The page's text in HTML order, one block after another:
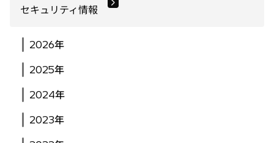
セキュリティ情報
2026年
2025年
2024年
2023年